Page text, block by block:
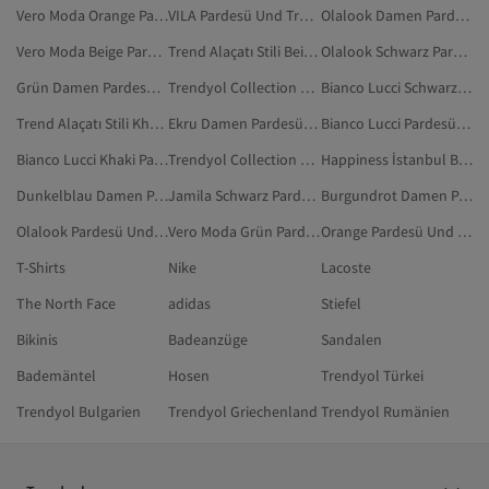
Vero Moda Orange Pardesü Und Trenchcoat
VILA Pardesü Und Trenchcoat
Olalook Damen Pardesü Und Trenchcoat
Vero Moda Beige Pardesü Und Trenchcoat
Trend Alaçatı Stili Beige Pardesü Und Trenchcoat
Olalook Schwarz Pardesü Und Trenchcoat
Grün Damen Pardesü Und Trenchcoat
Trendyol Collection Pardesü Und Trenchcoat
Bianco Lucci Schwarz Pardesü Und Trenchcoat
Trend Alaçatı Stili Khaki Pardesü Und Trenchcoat
Ekru Damen Pardesü Und Trenchcoat
Bianco Lucci Pardesü Und Trenchcoat
Bianco Lucci Khaki Pardesü Und Trenchcoat
Trendyol Collection Damen Pardesü Und Trenchcoat
Happiness İstanbul Braun Pardesü Und Trenchcoat
Dunkelblau Damen Pardesü Und Trenchcoat
Jamila Schwarz Pardesü Und Trenchcoat
Burgundrot Damen Pardesü Und Trenchcoat
Olalook Pardesü Und Trenchcoat
Vero Moda Grün Pardesü Und Trenchcoat
Orange Pardesü Und Trenchcoat
T-Shirts
Nike
Lacoste
The North Face
adidas
Stiefel
Bikinis
Badeanzüge
Sandalen
Bademäntel
Hosen
Trendyol Türkei
Trendyol Bulgarien
Trendyol Griechenland Trendyol Rumänien